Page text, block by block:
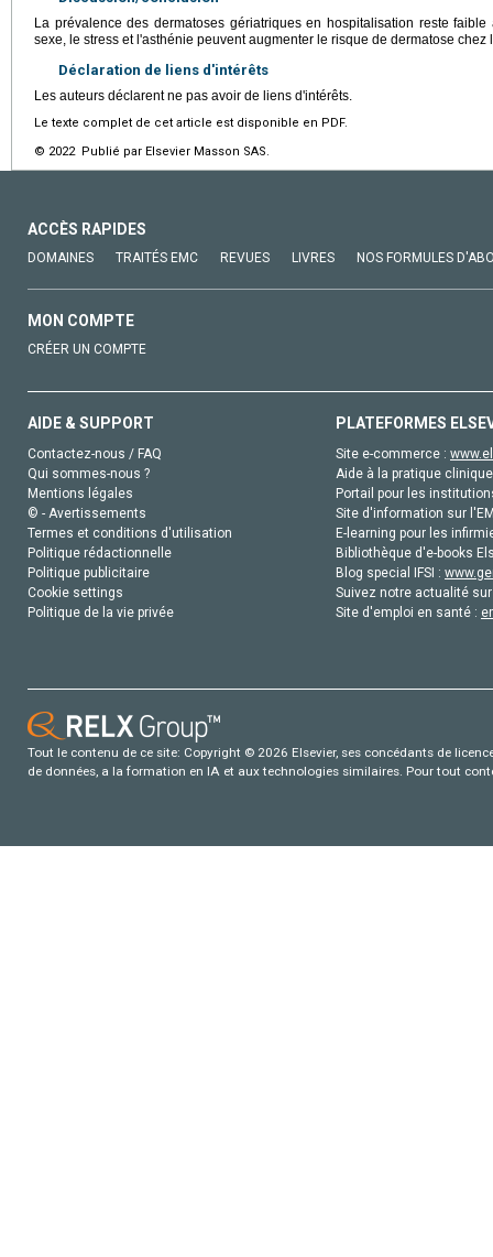
La prévalence des dermatoses gériatriques en hospitalisation reste
sexe, le stress et l'asthénie peuvent augmenter le risque de dermatose chez
Déclaration de liens d'intérêts
Les auteurs déclarent ne pas avoir de liens d'intérêts.
Le texte complet de cet article est disponible en PDF.
© 2022 Publié par Elsevier Masson SAS.
ACCÈS RAPIDES
DOMAINES TRAITÉS EMC REVUES LIVRES NOS FORMULES
MON COMPTE
CRÉER UN COMPTE
AIDE & SUPPORT
Contactez-nous / FAQ
Qui sommes-nous ?
Mentions légales
© - Avertissements
Termes et conditions d'utilisation
Politique rédactionnelle
Politique publicitaire
Cookie settings
Politique de la vie privée
PLATEFORMES
Site e-commerce :
Aide à la pratique
Portail pour les
Site d'information sur
E-learning pour les
Bibliothèque d'e-books
Blog special IFSI :
Suivez notre actualité
Site d'emploi en santé :
Tout le contenu de ce site: Copyright © 2026 Elsevier, ses concédants de
de données, a la formation en IA et aux technologies similaires. Pour tout